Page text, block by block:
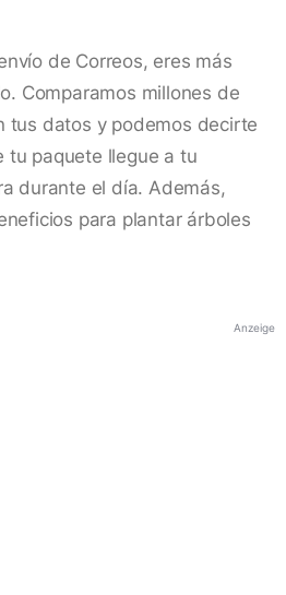
de Correos, eres más
Comparamos millones de
tus datos y podemos decirte
tu paquete llegue a tu
durante el día. Además,
para plantar árboles
Anzeige